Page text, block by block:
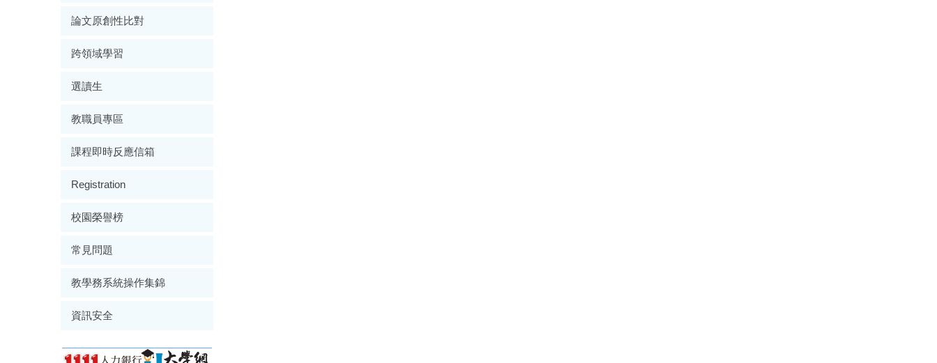
論文原創性比對
跨領域學習
選讀生
教職員專區
課程即時反應信箱
Registration
校園榮譽榜
常見問題
教學務系統操作集錦
資訊安全